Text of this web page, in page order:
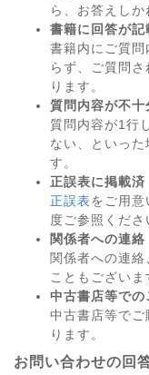
ら、お答えしか
書籍に回答が記
書籍内にご質
らず、ご質問
ります。
質問内容が不十
質問内容が1行
ない、といっ
す。
正誤表に掲載済
正誤表をご用
度ご参照くださ
関係者への連絡
関係者への連絡
こともございま
中古書店等での
中古書店等で
ります。
お問い合わせの回